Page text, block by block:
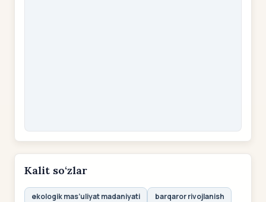
Kalit so‘zlar
ekologik mas’uliyat madaniyati
barqaror rivojlanish